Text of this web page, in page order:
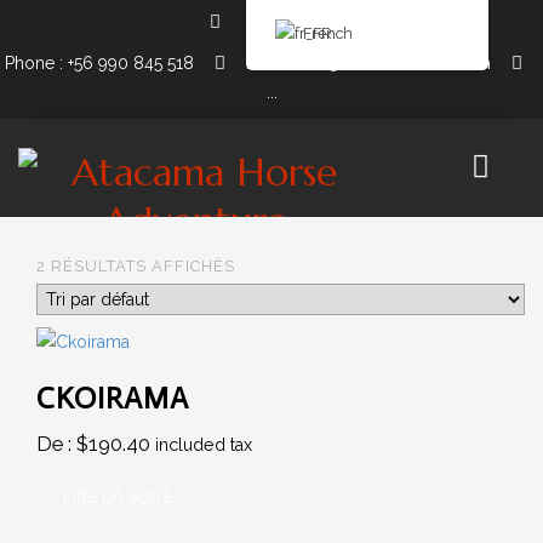
Phone : +56 990 845 518
Email: info@atacamahorse.com
NOS RANDOS
2 RÉSULTATS AFFICHÉS
CKOIRAMA
De : $190.40 included tax
French